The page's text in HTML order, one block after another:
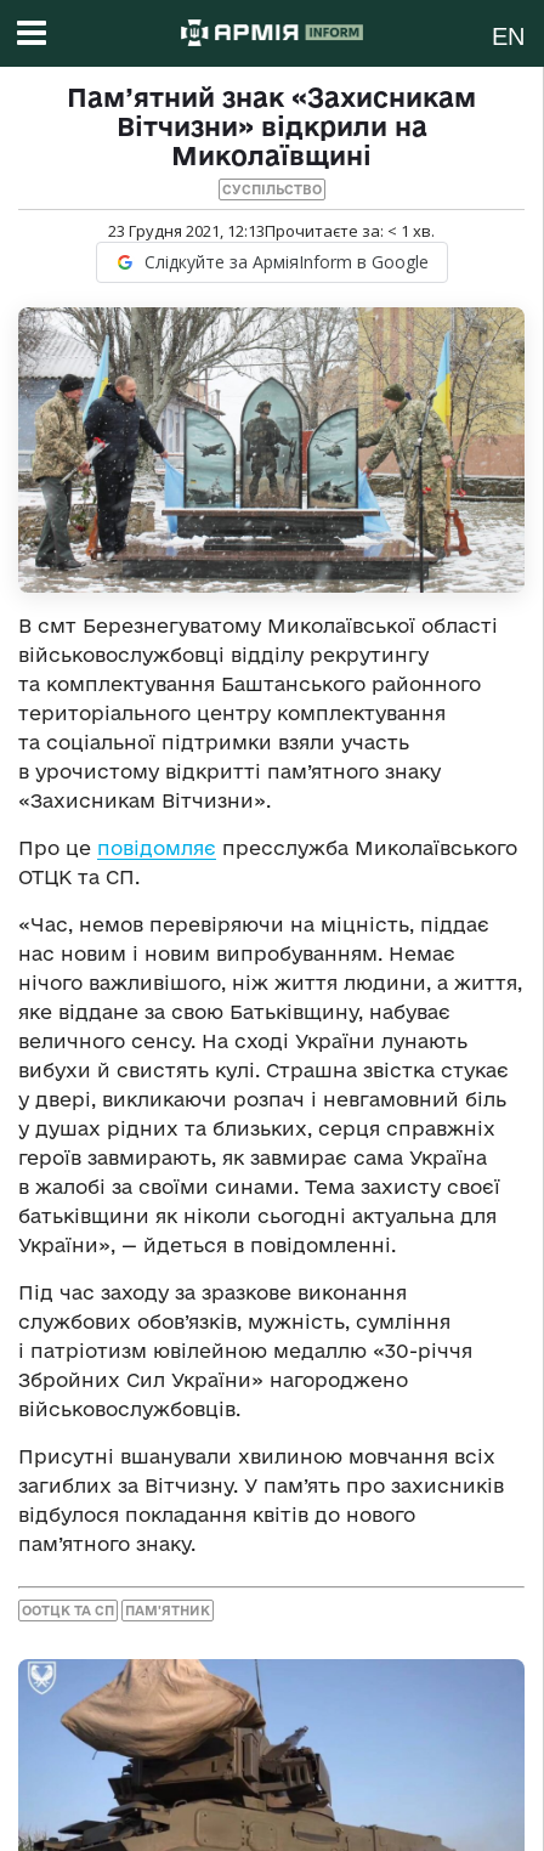
EN
Пам’ятний знак «Захисникам
Вітчизни» відкрили на
Миколаївщині
СУСПІЛЬСТВО
23 Грудня 2021, 12:13Прочитаєте за: < 1 хв.
Слідкуйте за АрміяInform в Google
В смт Березнегуватому Миколаївської області
військовослужбовці відділу рекрутингу
та комплектування Баштанського районного
територіального центру комплектування
та соціальної підтримки взяли участь
в урочистому відкритті пам’ятного знаку
«Захисникам Вітчизни».
Про це повідомляє пресслужба Миколаївського
ОТЦК та СП.
«Час, немов перевіряючи на міцність, піддає
нас новим і новим випробуванням. Немає
нічого важливішого, ніж життя людини, а життя,
яке віддане за свою Батьківщину, набуває
величного сенсу. На сході України лунають
вибухи й свистять кулі. Страшна звістка стукає
у двері, викликаючи розпач і невгамовний біль
у душах рідних та близьких, серця справжніх
героїв завмирають, як завмирає сама Україна
в жалобі за своїми синами. Тема захисту своєї
батьківщини як ніколи сьогодні актуальна для
України», — йдеться в повідомленні.
Під час заходу за зразкове виконання
службових обов’язків, мужність, сумління
і патріотизм ювілейною медаллю «30-річчя
Збройних Сил України» нагороджено
військовослужбовців.
Присутні вшанували хвилиною мовчання всіх
загиблих за Вітчизну. У пам’ять про захисників
відбулося покладання квітів до нового
пам’ятного знаку.
ООТЦК ТА СП ПАМ'ЯТНИК